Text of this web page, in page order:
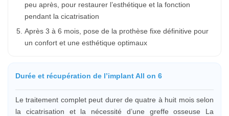
peu après, pour restaurer l’esthétique et la fonction
pendant la cicatrisation
Après 3 à 6 mois, pose de la prothèse fixe définitive pour
un confort et une esthétique optimaux
Durée et récupération de l’implant All on 6
Le traitement complet peut durer de quatre à huit mois selon
la cicatrisation et la nécessité d’une greffe osseuse La